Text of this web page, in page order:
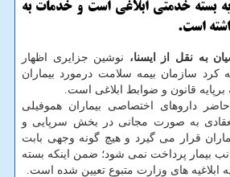
بسته خدمتی ابلاغی است و خدمات به
است.
به نقل از ایسنا، نوشین جزایری اظهار
سازمان بیمه سلامت درمورد بیماران
قانون و ضوابط ابلاغی است.
داروهای اختصاصی بیماران هموفیلی
به صورت مجانی در بخش سرپایی و
قرار می گیرد و هیچ گونه وجهی بابت
بیمار پرداخت نمی شود؛ ضمن اینكه بسته
ابلاغیه های وزارت متبوع تعیین شده است.